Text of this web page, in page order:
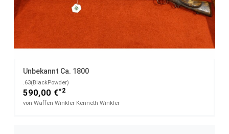
Unbekannt Ca. 1800
.63(BlackPowder)
590,00 €*2
von Waffen Winkler Kenneth Winkler